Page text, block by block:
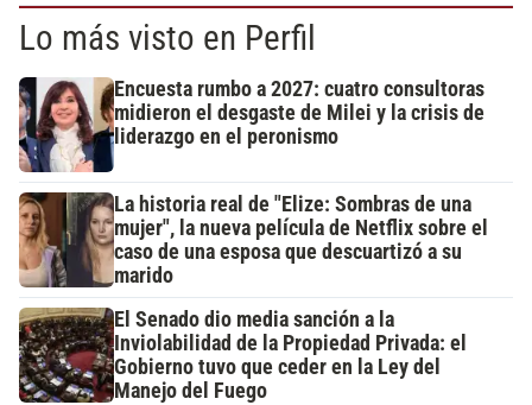
Lo más visto en Perfil
Encuesta rumbo a 2027: cuatro consultoras
midieron el desgaste de Milei y la crisis de
liderazgo en el peronismo
La historia real de "Elize: Sombras de una
mujer", la nueva película de Netflix sobre el
caso de una esposa que descuartizó a su
marido
El Senado dio media sanción a la
Inviolabilidad de la Propiedad Privada: el
Gobierno tuvo que ceder en la Ley del
Manejo del Fuego